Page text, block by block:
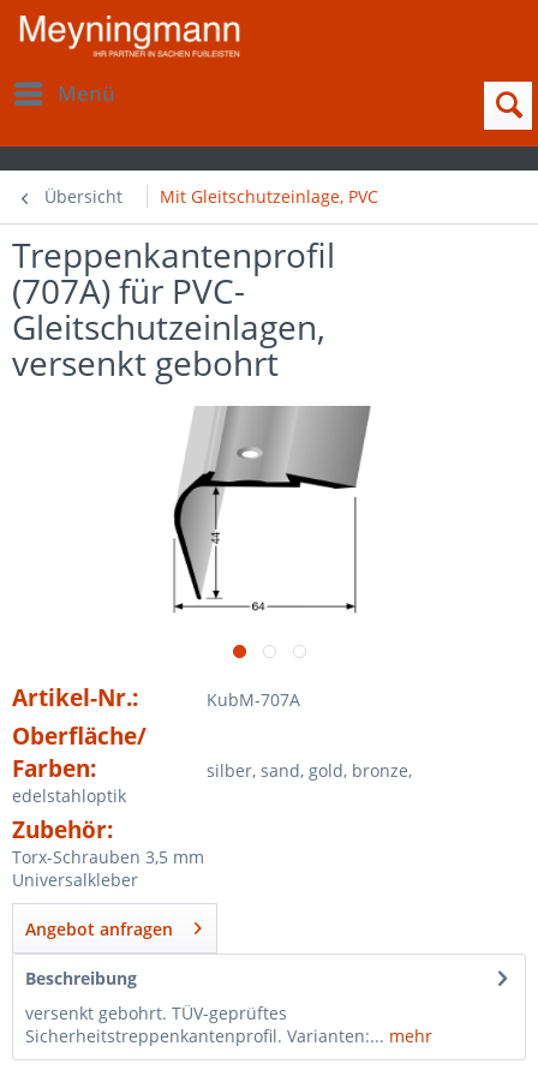
Menü
Übersicht Mit Gleitschutzeinlage, PVC
Treppenkantenprofil
(707A) für PVC-
Gleitschutzeinlagen,
versenkt gebohrt
Artikel-Nr.: KubM-707A
Oberfläche/
Farben:
silber, sand, gold, bronze,
edelstahloptik
Zubehör:
Torx-Schrauben 3,5 mm
Universalkleber
Angebot anfragen
Beschreibung
versenkt gebohrt. TÜV-geprüftes
Sicherheitstreppenkantenprofil. Varianten:... mehr